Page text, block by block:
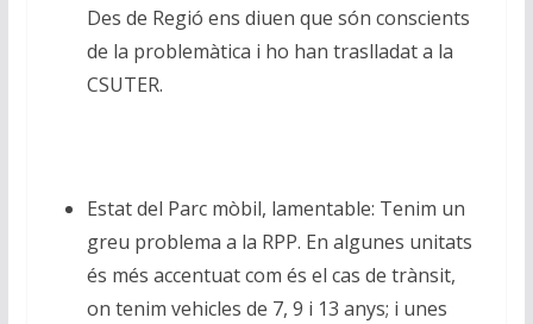
Des de Regió ens diuen que són conscients
de la problemàtica i ho han traslladat a la
CSUTER.
Estat del Parc mòbil, lamentable: Tenim un
greu problema a la RPP. En algunes unitats
és més accentuat com és el cas de trànsit,
on tenim vehicles de 7, 9 i 13 anys; i unes